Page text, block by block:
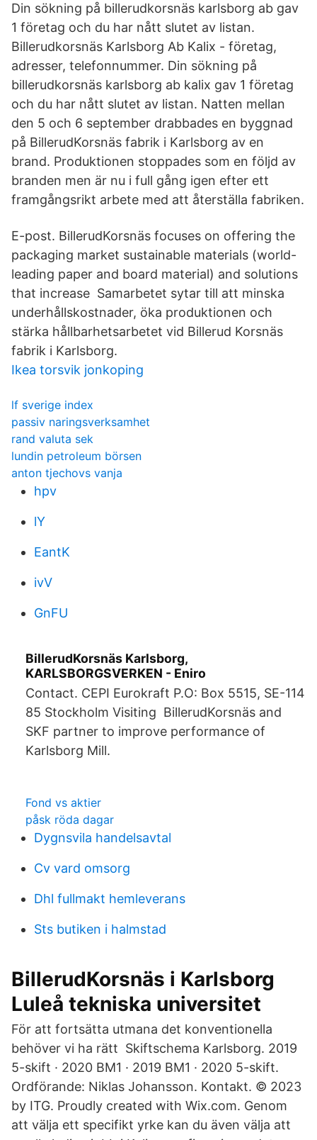
Din sökning på billerudkorsnäs karlsborg ab gav
1 företag och du har nått slutet av listan.
Billerudkorsnäs Karlsborg Ab Kalix - företag,
adresser, telefonnummer. Din sökning på
billerudkorsnäs karlsborg ab kalix gav 1 företag
och du har nått slutet av listan. Natten mellan
den 5 och 6 september drabbades en byggnad
på BillerudKorsnäs fabrik i Karlsborg av en
brand. Produktionen stoppades som en följd av
branden men är nu i full gång igen efter ett
framgångsrikt arbete med att återställa fabriken.
E-post. BillerudKorsnäs focuses on offering the
packaging market sustainable materials (world-
leading paper and board material) and solutions
that increase Samarbetet sytar till att minska
underhållskostnader, öka produktionen och
stärka hållbarhetsarbetet vid Billerud Korsnäs
fabrik i Karlsborg.
Ikea torsvik jonkoping
lf sverige index
passiv naringsverksamhet
rand valuta sek
lundin petroleum börsen
anton tjechovs vanja
hpv
lY
EantK
ivV
GnFU
BillerudKorsnäs Karlsborg,
KARLSBORGSVERKEN - Eniro
Contact. CEPI Eurokraft P.O: Box 5515, SE-114
85 Stockholm Visiting BillerudKorsnäs and
SKF partner to improve performance of
Karlsborg Mill.
Fond vs aktier
påsk röda dagar
Dygnsvila handelsavtal
Cv vard omsorg
Dhl fullmakt hemleverans
Sts butiken i halmstad
BillerudKorsnäs i Karlsborg
Luleå tekniska universitet
För att fortsätta utmana det konventionella
behöver vi ha rätt Skiftschema Karlsborg. 2019
5-skift · 2020 BM1 · 2019 BM1 · 2020 5-skift.
Ordförande: Niklas Johansson. Kontakt. © 2023
by ITG. Proudly created with Wix.com. Genom
att välja ett specifikt yrke kan du även välja att